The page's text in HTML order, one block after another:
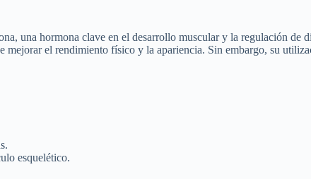
una hormona clave en el desarrollo muscular y la regulación de
el rendimiento físico y la apariencia. Sin embargo, su
esquelético.